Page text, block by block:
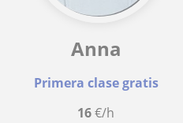
Anna
Primera clase gratis
16€/h